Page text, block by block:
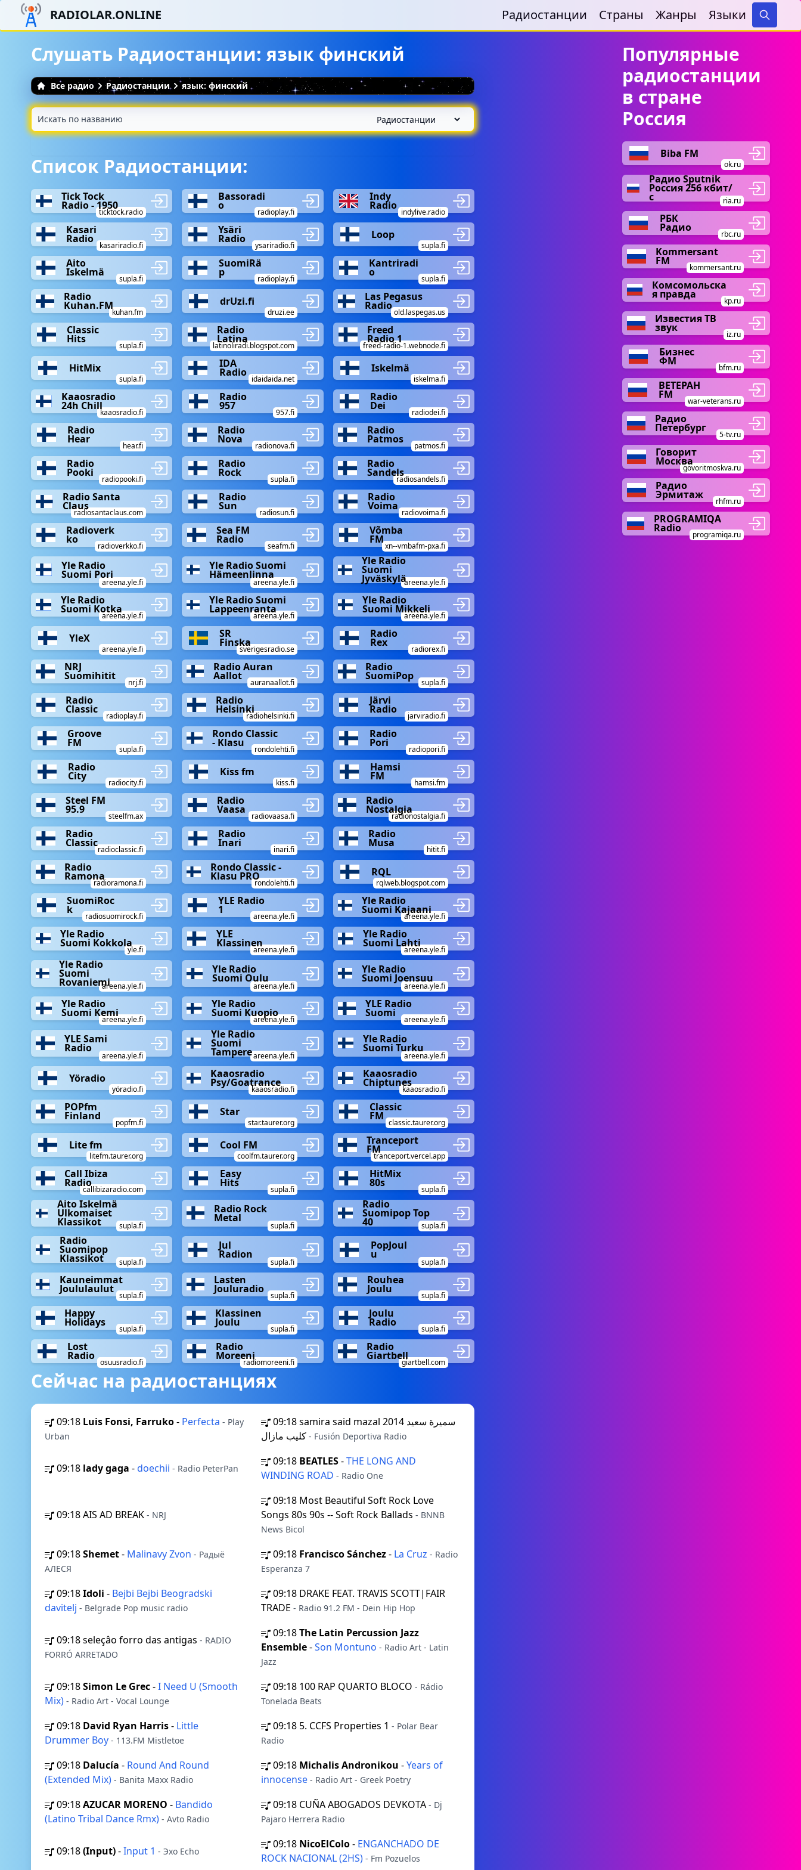
RADIOLAR.ONLINE Радиостанции Страны Жанры Языки
Search
Слушать Радиостанции: язык финский
Все радио Радиостанции язык: финский
Список Радиостанции:
Tick Tock
Radio - 1950
ticktock.radio
Bassoradi
o
radioplay.fi
Indy
Radio
indylive.radio
Kasari
Radio
kasariradio.fi
Ysäri
Radio
ysariradio.fi
Loop
supla.fi
Aito
Iskelmä
supla.fi
SuomiRä
p
radioplay.fi
Kantriradi
o
supla.fi
Radio
Kuhan.FM
kuhan.fm
drUzi.fi
druzi.ee
Las Pegasus
Radio
old.laspegas.us
Classic
Hits
supla.fi
Radio
Latina
latinoliradi.blogspot.com
Freed
Radio 1
freed-radio-1.webnode.fi
HitMix
supla.fi
IDA
Radio
idaidaida.net
Iskelmä
iskelma.fi
Kaaosradio
24h Chill
kaaosradio.fi
Radio
957
957.fi
Radio
Dei
radiodei.fi
Radio
Hear
hear.fi
Radio
Nova
radionova.fi
Radio
Patmos
patmos.fi
Radio
Pooki
radiopooki.fi
Radio
Rock
supla.fi
Radio
Sandels
radiosandels.fi
Radio Santa
Claus
radiosantaclaus.com
Radio
Sun
radiosun.fi
Radio
Voima
radiovoima.fi
Radioverk
ko
radioverkko.fi
Sea FM
Radio
seafm.fi
Võmba
FM
xn--vmbafm-pxa.fi
Yle Radio
Suomi Pori
areena.yle.fi
Yle Radio Suomi
Hämeenlinna
areena.yle.fi
Yle Radio
Suomi
Jyväskyläareena.yle.fi
Yle Radio
Suomi Kotka
areena.yle.fi
Yle Radio Suomi
Lappeenranta
areena.yle.fi
Yle Radio
Suomi Mikkeli
areena.yle.fi
YleX
areena.yle.fi
SR
Finska
sverigesradio.se
Radio
Rex
radiorex.fi
NRJ
Suomihitit
nrj.fi
Radio Auran
Aallot
auranaallot.fi
Radio
SuomiPop
supla.fi
Radio
Classic
radioplay.fi
Radio
Helsinki
radiohelsinki.fi
Järvi
Radio
jarviradio.fi
Groove
FM
supla.fi
Rondo Classic
- Klasu
rondolehti.fi
Radio
Pori
radiopori.fi
Radio
City
radiocity.fi
Kiss fm
kiss.fi
Hamsi
FM
hamsi.fm
Steel FM
95.9
steelfm.ax
Radio
Vaasa
radiovaasa.fi
Radio
Nostalgia
radionostalgia.fi
Radio
Classic
radioclassic.fi
Radio
Inari
inari.fi
Radio
Musa
hitit.fi
Radio
Ramona
radioramona.fi
Rondo Classic -
Klasu PRO
rondolehti.fi
RQL
rqlweb.blogspot.com
SuomiRoc
k
radiosuomirock.fi
YLE Radio
1
areena.yle.fi
Yle Radio
Suomi Kajaani
areena.yle.fi
Yle Radio
Suomi Kokkola
yle.fi
YLE
Klassinen
areena.yle.fi
Yle Radio
Suomi Lahti
areena.yle.fi
Yle Radio
Suomi
Rovaniemiareena.yle.fi
Yle Radio
Suomi Oulu
areena.yle.fi
Yle Radio
Suomi Joensuu
areena.yle.fi
Yle Radio
Suomi Kemi
areena.yle.fi
Yle Radio
Suomi Kuopio
areena.yle.fi
YLE Radio
Suomi
areena.yle.fi
YLE Sami
Radio
areena.yle.fi
Yle Radio
Suomi
Tampereareena.yle.fi
Yle Radio
Suomi Turku
areena.yle.fi
Yöradio
yöradio.fi
Kaaosradio
Psy/Goatrance
kaaosradio.fi
Kaaosradio
Chiptunes
kaaosradio.fi
POPfm
Finland
popfm.fi
Star
star.taurer.org
Classic
FM
classic.taurer.org
Lite fm
litefm.taurer.org
Cool FM
coolfm.taurer.org
Tranceport
FM
tranceport.vercel.app
Call Ibiza
Radio
callibizaradio.com
Easy
Hits
supla.fi
HitMix
80s
supla.fi
Aito Iskelmä
Ulkomaiset
Klassikot supla.fi
Radio Rock
Metal
supla.fi
Radio
Suomipop Top
40 supla.fi
Radio
Suomipop
Klassikot supla.fi
Jul
Radion
supla.fi
PopJoul
u
supla.fi
Kauneimmat
Joululaulut
supla.fi
Lasten
Jouluradio
supla.fi
Rouhea
Joulu
supla.fi
Happy
Holidays
supla.fi
Klassinen
Joulu
supla.fi
Joulu
Radio
supla.fi
Lost
Radio
osuusradio.fi
Radio
Moreeni
radiomoreeni.fi
Radio
Giartbell
giartbell.com
Сейчас на радиостанциях
09:18 Luis Fonsi, Farruko- Perfecta - Play
Urban
09:18samira said mazal 2014 سميرة سعيد
- Fusión Deportiva Radio
09:18 lady gaga -doechii - Radio PeterPan
09:18 BEATLES-THE LONG AND
WINDING ROAD - Radio One
09:18AIS AD BREAK - NRJ
09:18 Most Beautiful Soft Rock Love
Songs 80s 90s -- Soft Rock Ballads - BNNB
News Bicol
09:18Shemet- Malinavy Zvon - Радыё
АЛЕСЯ
09:18 Francisco Sánchez- La Cruz - Radio
Esperanza 7
09:18Idoli - Bejbi Bejbi Beogradski
davitelj - Belgrade Pop music radio
09:18 DRAKE FEAT. TRAVIS SCOTT|FAIR
TRADE - Radio 91.2 FM - Dein Hip Hop
09:18seleçâo forro das antigas - RADIO
FORRÓ ARRETADO
09:18The Latin Percussion Jazz
Ensemble-Son Montuno - Radio Art - Latin
Jazz
09:18Simon Le Grec-I Need U (Smooth
Mix) - Radio Art - Vocal Lounge
09:18 100 RAP QUARTO BLOCO - Rádio
Tonelada Beats
09:18 David Ryan Harris- Little
Drummer Boy - 113.FM Mistletoe
09:18 5. CCFS Properties 1 - Polar Bear
Radio
09:18 Dalucía - Round And Round
(Extended Mix) - Banita Maxx Radio
09:18 Michalis Andronikou -Years of
innocense - Radio Art - Greek Poetry
09:18AZUCAR MORENO - Bandido
(Latino Tribal Dance Rmx) - Avto Radio
09:18 CUÑA ABOGADOS DEVKOTA - Dj
Pajaro Herrera Radio
09:18(Input)-Input 1 - Эхо Echo
09:18 NicoElColo- ENGANCHADO DE
ROCK NACIONAL (2HS) - Fm Pozuelos
Популярные
радиостанции
в стране
Россия
Biba FM
ok.ru
Радио Sputnik
Россия 256 кбит/
с ria.ru
РБК
Радио
rbc.ru
Kommersant
FM
kommersant.ru
Комсомольска
я правда
kp.ru
Известия ТВ
звук
iz.ru
Бизнес
ФМ
bfm.ru
ВЕТЕРАН
FM
war-veterans.ru
Радио
Петербург
5-tv.ru
Говорит
Москва
govoritmoskva.ru
Радио
Эрмитаж
rhfm.ru
PROGRAMIQA
Radio
programiqa.ru